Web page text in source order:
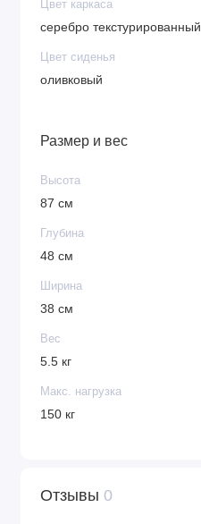
Цвет каркаса
серебро текстурированный
Цвет сиденья
оливковый
Размер и вес
Высота
87 см
Глубина
48 см
Ширина
38 см
Вес
5.5 кг
Макс. нагрузка
150 кг
Отзывы 0